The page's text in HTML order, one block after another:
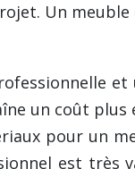
Un
un coût
pour un
est